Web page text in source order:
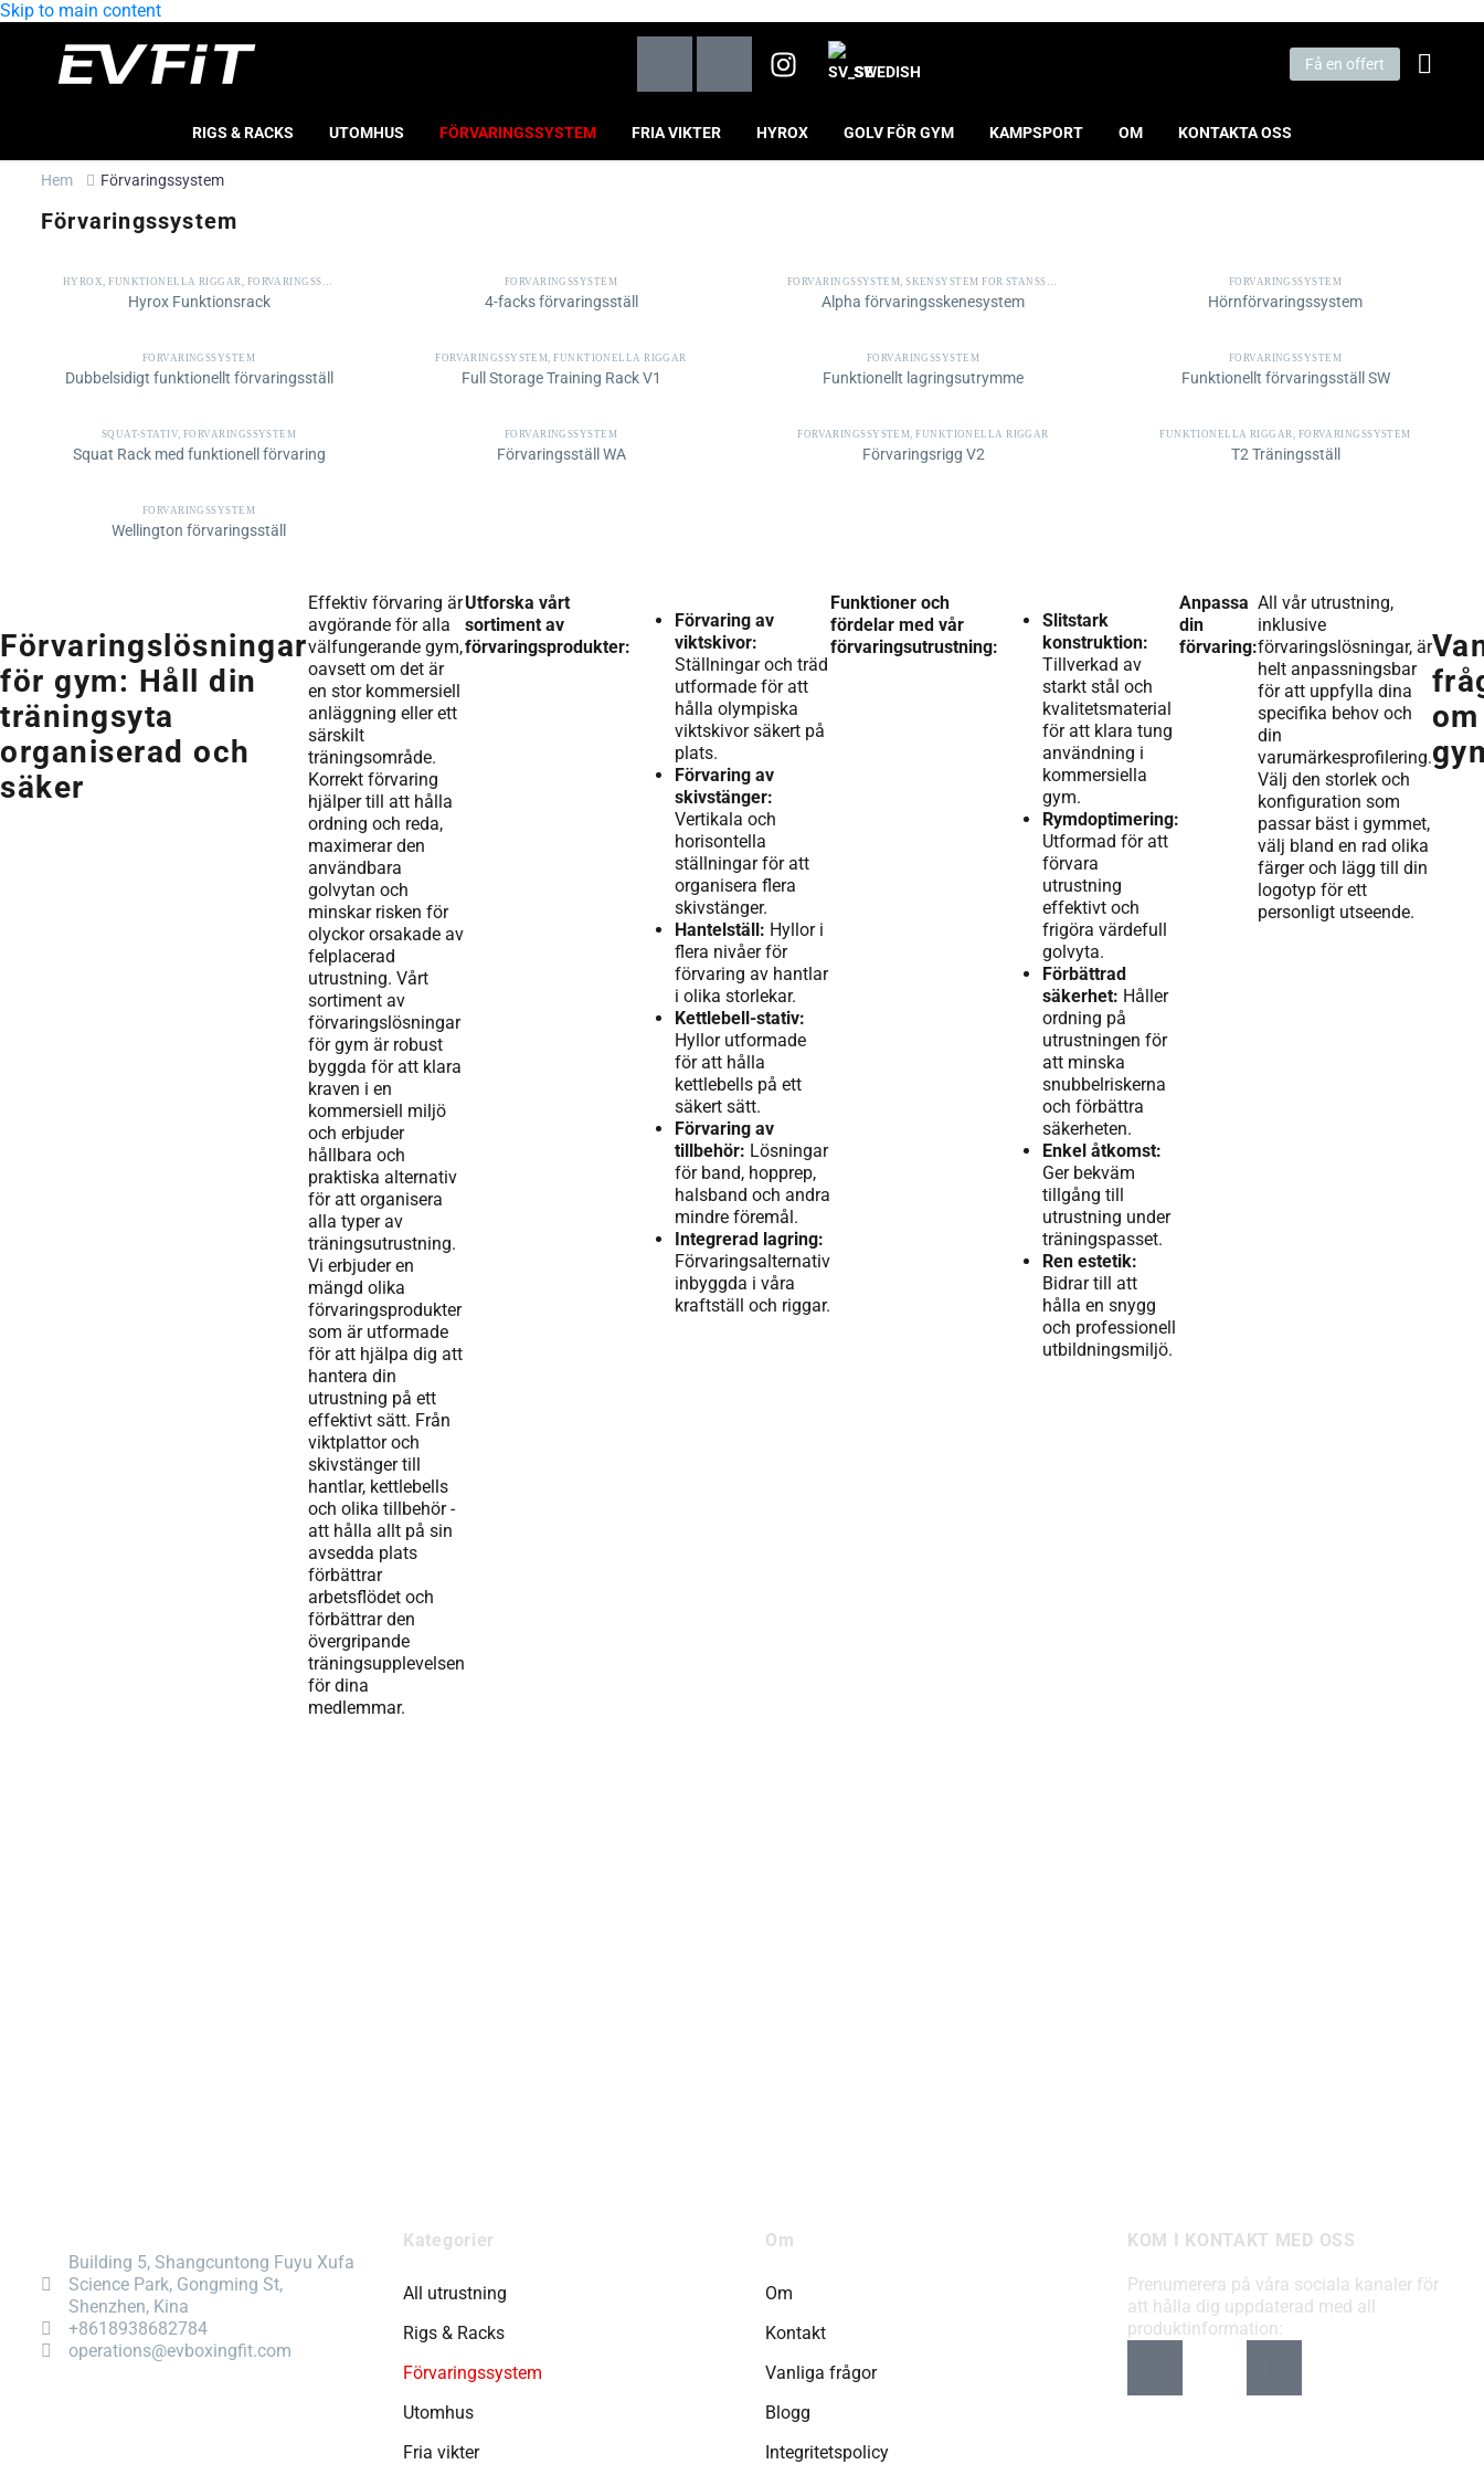
Skip to main content
SWEDISH Få en offert
RIGS & RACKS UTOMHUS FÖRVARINGSSYSTEM FRIA VIKTER HYROX GOLV FÖR GYM KAMPSPORT OM KONTAKTA OSS
Hem Förvaringssystem
Förvaringssystem
HYROX,FUNKTIONELLA RIGGAR, FÖRVARINGSSYSTEM
Hyrox Funktionsrack
FÖRVARINGSSYSTEM
4-facks förvaringsställ
FÖRVARINGSSYSTEM,SKENSYSTEM FÖR STANSSÄCKAR
Alpha förvaringsskenesystem
FÖRVARINGSSYSTEM
Hörnförvaringssystem
FÖRVARINGSSYSTEM
Dubbelsidigt funktionellt förvaringsställ
FÖRVARINGSSYSTEM,FUNKTIONELLA RIGGAR
Full Storage Training Rack V1
FÖRVARINGSSYSTEM
Funktionellt lagringsutrymme
FÖRVARINGSSYSTEM
Funktionellt förvaringsställ SW
SQUAT-STATIV,FÖRVARINGSSYSTEM
Squat Rack med funktionell förvaring
FÖRVARINGSSYSTEM
Förvaringsställ WA
FÖRVARINGSSYSTEM,FUNKTIONELLA RIGGAR
Förvaringsrigg V2
FUNKTIONELLA RIGGAR, FÖRVARINGSSYSTEM
T2 Träningsställ
FÖRVARINGSSYSTEM
Wellington förvaringsställ
Förvaringslösningar
för gym: Håll din
träningsyta
organiserad och
säker
Effektiv förvaring är
avgörande för alla
välfungerande gym,
oavsett om det är
en stor kommersiell
anläggning eller ett
särskilt
träningsområde.
Korrekt förvaring
hjälper till att hålla
ordning och reda,
maximerar den
användbara
golvytan och
minskar risken för
olyckor orsakade av
felplacerad
utrustning. Vårt
sortiment av
förvaringslösningar
för gym är robust
byggda för att klara
kraven i en
kommersiell miljö
och erbjuder
hållbara och
praktiska alternativ
för att organisera
alla typer av
träningsutrustning.
Vi erbjuder en
mängd olika
förvaringsprodukter
som är utformade
för att hjälpa dig att
hantera din
utrustning på ett
effektivt sätt. Från
viktplattor och
skivstänger till
hantlar, kettlebells
och olika tillbehör -
att hålla allt på sin
avsedda plats
förbättrar
arbetsflödet och
förbättrar den
övergripande
träningsupplevelsen
för dina
medlemmar.
Utforska vårt
sortiment av
förvaringsprodukter:
Förvaring av
viktskivor:
Ställningar och träd
utformade för att
hålla olympiska
viktskivor säkert på
plats.
Förvaring av
skivstänger:
Vertikala och
horisontella
ställningar för att
organisera flera
skivstänger.
Hantelställ: Hyllor i
flera nivåer för
förvaring av hantlar
i olika storlekar.
Kettlebell-stativ:
Hyllor utformade
för att hålla
kettlebells på ett
säkert sätt.
Förvaring av
tillbehör: Lösningar
för band, hopprep,
halsband och andra
mindre föremål.
Integrerad lagring:
Förvaringsalternativ
inbyggda i våra
kraftställ och riggar.
Funktioner och
fördelar med vår
förvaringsutrustning:
Slitstark
konstruktion:
Tillverkad av
starkt stål och
kvalitetsmaterial
för att klara tung
användning i
kommersiella
gym.
Rymdoptimering:
Utformad för att
förvara
utrustning
effektivt och
frigöra värdefull
golvyta.
Förbättrad
säkerhet: Håller
ordning på
utrustningen för
att minska
snubbelriskerna
och förbättra
säkerheten.
Enkel åtkomst:
Ger bekväm
tillgång till
utrustning under
träningspasset.
Ren estetik:
Bidrar till att
hålla en snygg
och professionell
utbildningsmiljö.
Anpassa
din
förvaring:
All vår utrustning,
inklusive
förvaringslösningar, är
helt anpassningsbar
för att uppfylla dina
specifika behov och
din
varumärkesprofilering.
Välj den storlek och
konfiguration som
passar bäst i gymmet,
välj bland en rad olika
färger och lägg till din
logotyp för ett
personligt utseende.
om
Building 5, Shangcuntong Fuyu Xufa
Science Park, Gongming St,
Shenzhen, Kina
+8618938682784
operations@evboxingfit.com
Kategorier
All utrustning
Rigs & Racks
Förvaringssystem
Utomhus
Fria vikter
Om
Om
Kontakt
Vanliga frågor
Blogg
Integritetspolicy
KOM I KONTAKT MED OSS
Prenumerera på våra sociala kanaler för
att hålla dig uppdaterad med all
produktinformation: